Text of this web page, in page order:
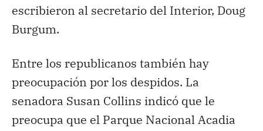
escribieron al secretario del Interior, Doug
Burgum.
Entre los republicanos también hay
preocupación por los despidos. La
senadora Susan Collins indicó que le
preocupa que el Parque Nacional Acadia